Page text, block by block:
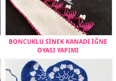
BONCUKLU SİNEK KANADI İĞNE
OYASI YAPIMI